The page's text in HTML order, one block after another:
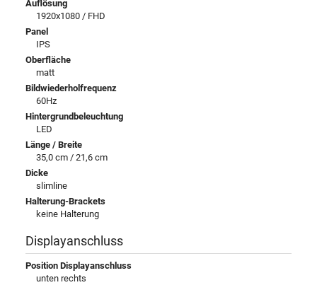
Auflösung
1920x1080 / FHD
Panel
IPS
Oberfläche
matt
Bildwiederholfrequenz
60Hz
Hintergrundbeleuchtung
LED
Länge / Breite
35,0 cm / 21,6 cm
Dicke
slimline
Halterung-Brackets
keine Halterung
Displayanschluss
Position Displayanschluss
unten rechts